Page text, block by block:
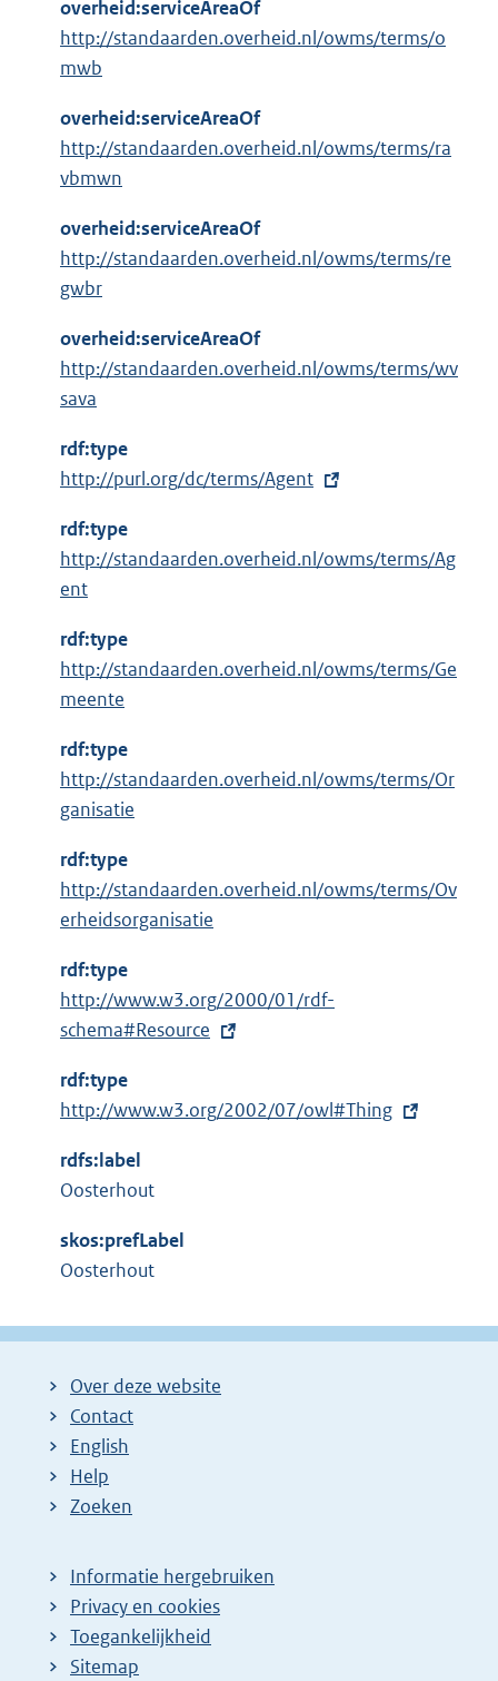
overheid:serviceAreaOf
http://standaarden.overheid.nl/owms/terms/o
mwb
overheid:serviceAreaOf
http://standaarden.overheid.nl/owms/terms/ra
vbmwn
overheid:serviceAreaOf
http://standaarden.overheid.nl/owms/terms/re
gwbr
overheid:serviceAreaOf
http://standaarden.overheid.nl/owms/terms/wv
sava
rdf:type
E
t
e
r
e
n
k
:
http://purl.org/dc/terms/Agent
rdf:type
http://standaarden.overheid.nl/owms/terms/Ag
ent
rdf:type
http://standaarden.overheid.nl/owms/terms/Ge
meente
rdf:type
http://standaarden.overheid.nl/owms/terms/Or
ganisatie
rdf:type
http://standaarden.overheid.nl/owms/terms/Ov
erheidsorganisatie
rdf:type
E
x
e
r
e
i
n
:
http://www.w3.org/2000/01/rdf-
schema#Resource
rdf:type
E
t
e
n
l
http://www.w3.org/2002/07/owl#Thing
rdfs:label
Oosterhout
skos:prefLabel
Oosterhout
Over deze website
Contact
English
Help
Zoeken
Informatie hergebruiken
Privacy en cookies
Toegankelijkheid
Sitemap